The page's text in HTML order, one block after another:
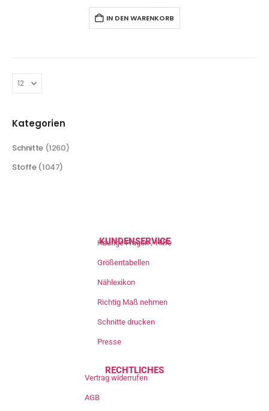
IN DEN WARENKORB
Kategorien
Schnitte (1260)
Stoffe (1047)
KUNDENSERVICE
Häufige Fragen / Hilfe
Größentabellen
Nählexikon
Richtig Maß nehmen
Schnitte drucken
Presse
RECHTLICHES
Vertrag widerrufen
AGB